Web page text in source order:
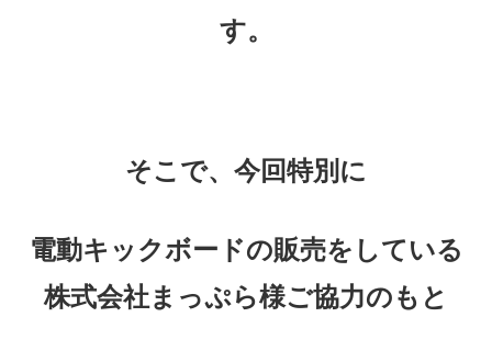
す。
そこで、今回特別に
電動キックボードの販売をしている
株式会社まっぷら様ご協力のもと